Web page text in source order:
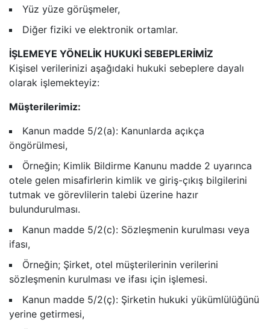
Yüz yüze görüşmeler,
Diğer fiziki ve elektronik ortamlar.
İŞLEMEYE YÖNELİK HUKUKİ SEBEPLERİMİZ
Kişisel verilerinizi aşağıdaki hukuki sebeplere dayalı
olarak işlemekteyiz:
Müşterilerimiz:
Kanun madde 5/2(a): Kanunlarda açıkça
öngörülmesi,
Örneğin; Kimlik Bildirme Kanunu madde 2 uyarınca
otele gelen misafirlerin kimlik ve giriş-çıkış bilgilerini
tutmak ve görevlilerin talebi üzerine hazır
bulundurulması.
Kanun madde 5/2(c): Sözleşmenin kurulması veya
ifası,
Örneğin; Şirket, otel müşterilerinin verilerini
sözleşmenin kurulması ve ifası için işlemesi.
Kanun madde 5/2(ç): Şirketin hukuki yükümlülüğünü
yerine getirmesi,